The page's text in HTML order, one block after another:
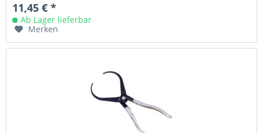
11,45 € *
Ab Lager lieferbar
Merken